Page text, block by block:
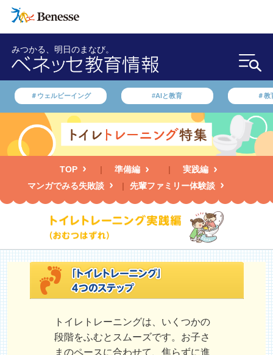
みつかる、明日のまなび。
＃ウェルビーイング #AIと教育 ＃教
TOP 準備編
実践編
マンガでみる失敗談
先輩ファミリー体験談
トイレトレーニングは、いくつかの
段階をふむとスムーズです。お子さ
まのペースに合わせて、焦らずに進